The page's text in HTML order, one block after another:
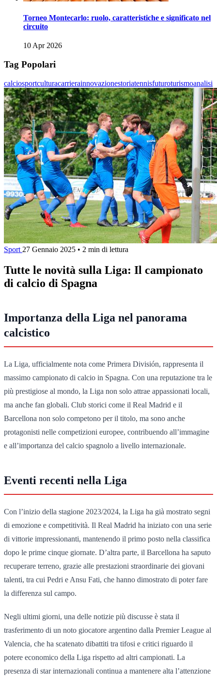
Torneo Montecarlo: ruolo, caratteristiche e significato nel
circuito
10 Apr 2026
Tag Popolari
calciosportculturacarrierainnovazionestoriatennisfuturoturismoanalisi
Sport 27 Gennaio 2025 • 2 min di lettura
Tutte le novità sulla Liga: Il campionato
di calcio di Spagna
Importanza della Liga nel panorama
calcistico
La Liga, ufficialmente nota come Primera División, rappresenta il
massimo campionato di calcio in Spagna. Con una reputazione tra le
più prestigiose al mondo, la Liga non solo attrae appassionati locali,
ma anche fan globali. Club storici come il Real Madrid e il
Barcellona non solo competono per il titolo, ma sono anche
protagonisti nelle competizioni europee, contribuendo all’immagine
e all’importanza del calcio spagnolo a livello internazionale.
Eventi recenti nella Liga
Con l’inizio della stagione 2023/2024, la Liga ha già mostrato segni
di emozione e competitività. Il Real Madrid ha iniziato con una serie
di vittorie impressionanti, mantenendo il primo posto nella classifica
dopo le prime cinque giornate. D’altra parte, il Barcellona ha saputo
recuperare terreno, grazie alle prestazioni straordinarie dei giovani
talenti, tra cui Pedri e Ansu Fati, che hanno dimostrato di poter fare
la differenza sul campo.
Negli ultimi giorni, una delle notizie più discusse è stata il
trasferimento di un noto giocatore argentino dalla Premier League al
Valencia, che ha scatenato dibattiti tra tifosi e critici riguardo il
potere economico della Liga rispetto ad altri campionati. La
presenza di star internazionali continua a mantenere alta l’attenzione